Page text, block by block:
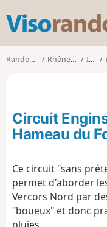
Randonnées Rhône-Alpes Isère
Circuit
Hameau du
Ce circuit "sans
permet d'aborder
Vercors Nord par
"boueux" et donc